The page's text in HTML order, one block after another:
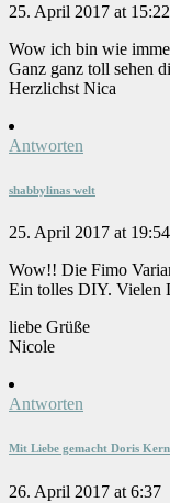
25. April 2017 at 15:22
Wow ich bin wie
Ganz ganz toll sehen
Herzlichst Nica
Antworten
shabbylinas welt
25. April 2017 at 19:54
Wow!! Die Fimo
Ein tolles DIY. Vielen
liebe Grüße
Nicole
Antworten
Mit Liebe gemacht Doris Kern
26. April 2017 at 6:37